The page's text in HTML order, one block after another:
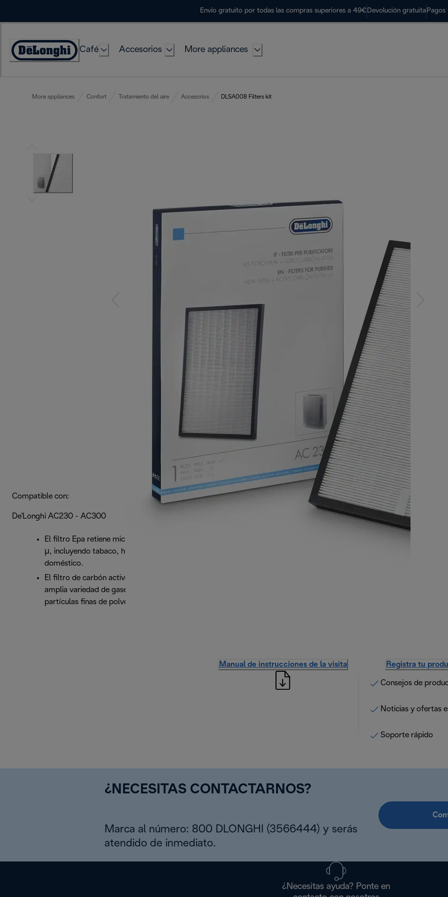
Envío gratuito por todas las compras superiores a 49€ Devolución gratuita Pagos
Accessibility
Café Accesorios More appliances
More appliances Confort Tratamiento del aire Accesorios DLSA008 Filters kit
Compatible con:
De'Longhi AC230 - AC300
El filtro Epa retiene micropartículas de hasta 0,3
μ, incluyendo tabaco, humo, polen y polvo
doméstico.
El filtro de carbón activo retiene el humo, una
amplia variedad de gases nocivos, olores,
partículas finas de polvo y formaldehído.
Manual de instrucciones de la visita Registra tu
Consejos de
Noticias y ofertas
Soporte rápido
¿NECESITAS CONTACTARNOS?
Marca al número: 800 DLONGHI (3566444) y serás
atendido de inmediato.
¿Necesitas ayuda? Ponte en